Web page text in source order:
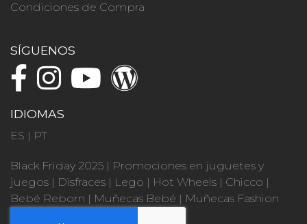
Condiciones de Compra
SÍGUENOS
IDIOMAS
ES | PT
Black Friday 2025 | Promociones en juguetes y
juegos | Disfraces | Lego | Hot Wheels | Chicco |
Bebé Reborn | Muñecas Bebé | Muñecas Fashion